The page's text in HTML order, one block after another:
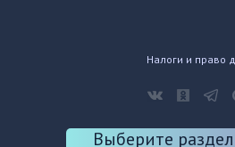
Налоги и право
Выберите раздел